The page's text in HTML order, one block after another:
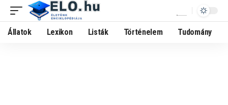
Állatok Lexikon Listák Történelem Tudomány